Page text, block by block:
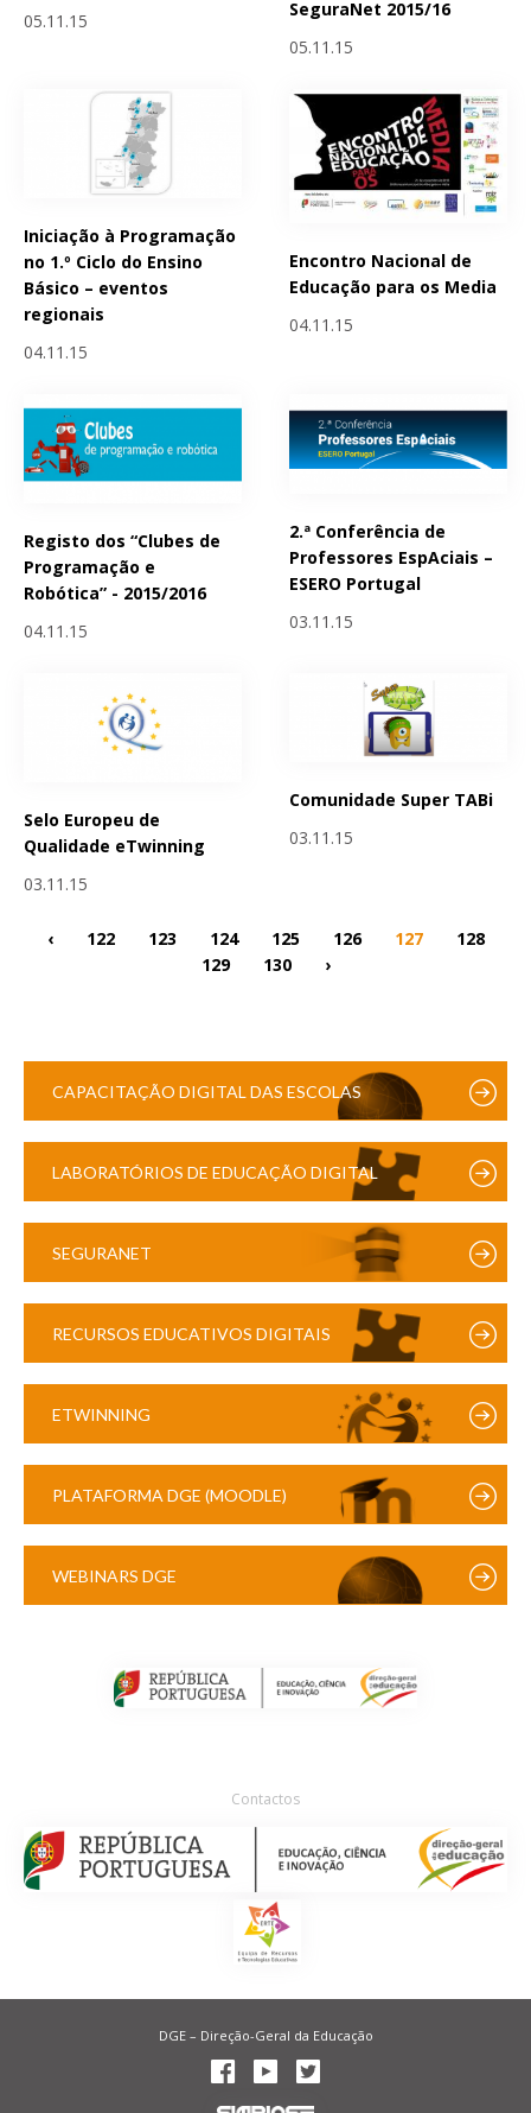
05.11.15
SeguraNet 2015/16
05.11.15
Iniciação à Programação
no 1.º Ciclo do Ensino
Básico – eventos
regionais
04.11.15
Encontro Nacional de
Educação para os Media
04.11.15
Registo dos “Clubes de
Programação e
Robótica” - 2015/2016
04.11.15
2.ª Conferência de
Professores EspAciais –
ESERO Portugal
03.11.15
Selo Europeu de
Qualidade eTwinning
03.11.15
Comunidade Super TABi
03.11.15
‹ 122 123 124 125 126 127
128
129
130 ›
CAPACITAÇÃO DIGITAL DAS ESCOLAS
LABORATÓRIOS DE EDUCAÇÃO DIGITAL
SEGURANET
RECURSOS EDUCATIVOS DIGITAIS
ETWINNING
PLATAFORMA DGE (MOODLE)
WEBINARS DGE
Contactos
DGE – Direção-Geral da Educação